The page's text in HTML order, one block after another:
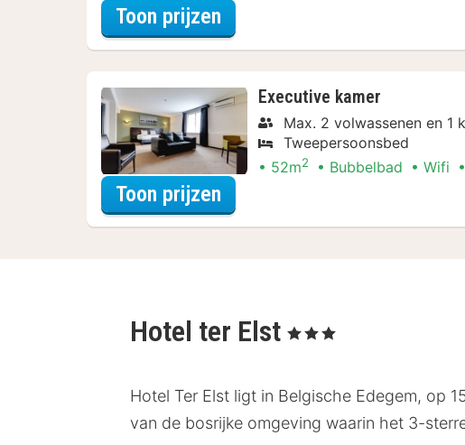
Toon prijzen
Executive kamer
Max. 2 volwassenen en 1
Tweepersoonsbed
52m2 Bubbelbad Wifi
Toon prijzen
Hotel ter Elst , 3 Sterren
Hotel Ter Elst ligt in Belgische Edegem, op
van de bosrijke omgeving waarin het 3-